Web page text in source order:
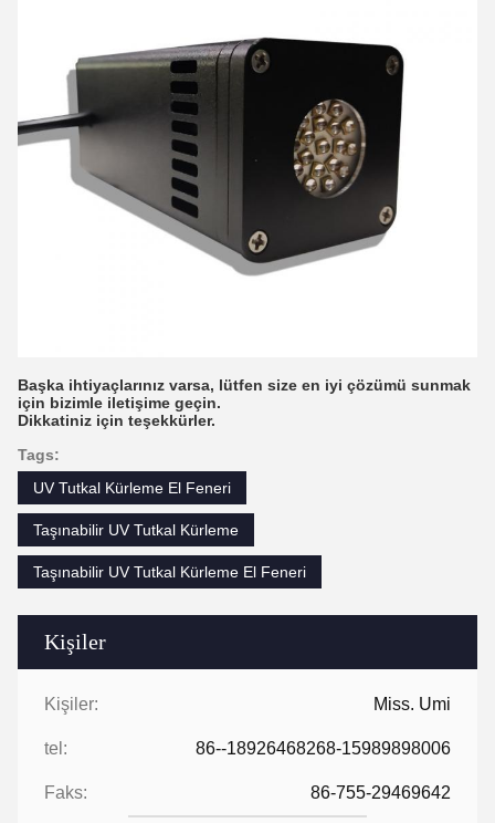
Kişiler
Kişiler: Miss. Umi
tel: 86--18926468268-15989898006
Faks: 86-755-29469642
Başka ihtiyaçlarınız varsa, lütfen size en iyi çözümü sunmak
için bizimle iletişime geçin.
Dikkatiniz için teşekkürler.
Tags:
UV Tutkal Kürleme El Feneri
Taşınabilir UV Tutkal Kürleme
Taşınabilir UV Tutkal Kürleme El Feneri